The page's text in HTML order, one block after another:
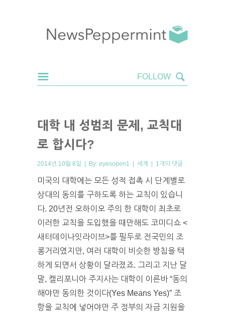
대학 내 성범죄 문제, 교칙대
로 합시다?
2014년 10월 8일 | By: eyesopen1 | 세계 | 1개의 댓글
미국의 대학에는 모든 성적 접촉 시 단계별로
상대의 동의를 구하도록 하는 교칙이 있습니
다. 20년전 오하이오 주의 한 대학이 최초로
이러한 교칙을 도입했을 때만해도 코미디쇼 <
새터데이나잇라이브>를 필두로 전국민의 조
롱거리였지만, 여러 대학이 비슷한 방침을 택
하게 되면서 상황이 달라졌죠. 그리고 지난 달
말, 캘리포니아 주지사는 대학이 이른바 “동의
해야만 동의한 것이다(Yes Means Yes)” 조
항을 교칙에 넣어야만 주 정부의 자금 지원을